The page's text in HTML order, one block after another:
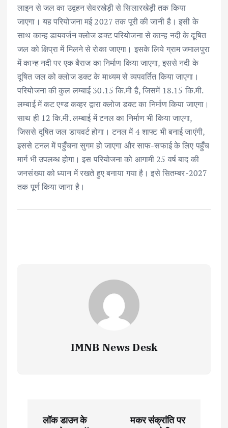
लाइन से जल का उद्वहन सेवरखेड़ी से सिलारखेड़ी तक किया
जाएगा। यह परियोजना मई 2027 तक पूरी की जानी है। इसी के
साथ कान्ह डायवर्जन क्लोज डक्ट परियोजना से कान्ह नदी के दूषित
जल को क्षिप्रा में मिलने से रोका जाएगा। इसके लिये ग्राम जमालपुरा
में कान्ह नदी पर एक बैराज का निर्माण किया जाएगा, इससे नदी के
दूषित जल को क्लोज डक्ट के माध्यम से व्यपवर्तित किया जाएगा।
परियोजना की कुल लम्बाई 30.15 कि.मी है, जिसमें 18.15 कि.मी.
लम्बाई में कट एण्ड कव्हर द्वारा क्लोज डक्ट का निर्माण किया जाएगा।
साथ ही 12 कि.मी. लम्बाई में टनल का निर्माण भी किया जाएगा,
जिससे दूषित जल डायवर्ट होगा। टनल में 4 शाफ्ट भी बनाई जाएंगी,
इससे टनल में पहुँचना सुगम हो जाएगा और साफ-सफाई के लिए पहुँच
मार्ग भी उपलब्ध होगा। इस परियोजना को आगामी 25 वर्ष बाद की
जनसंख्या को ध्यान में रखते हुए बनाया गया है। इसे सितम्बर-2027
तक पूर्ण किया जाना है।
IMNB News Desk
लॉक डाउन के
मकर संक्रांति पर